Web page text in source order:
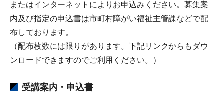
またはインターネットによりお申込みください。募集案
内及び指定の申込書は市町村障がい福祉主管課などで配
布しております。
（配布枚数には限りがあります。下記リンクからもダウ
ンロードできますのでご利用ください。）
受講案内・申込書